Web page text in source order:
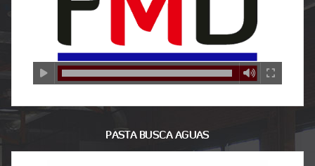
PASTA BUSCA AGUAS